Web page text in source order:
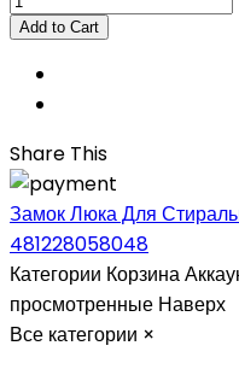
Share This
Замок Люка Для
481228058048
Категории Корзина
просмотренные Наверх
Все категории ×